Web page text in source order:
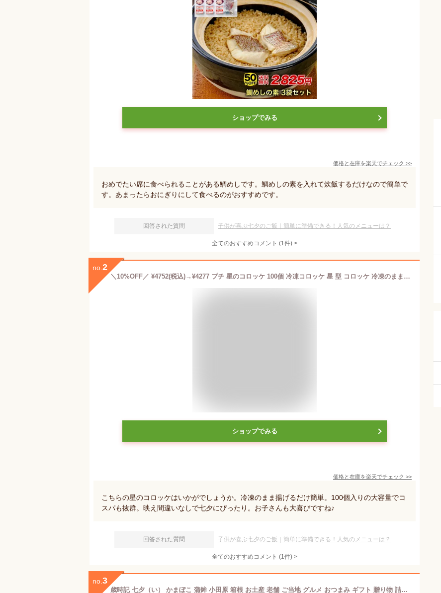
ショップでみる
価格と在庫を楽天でチェック >>
おめでたい席に食べられることがある鯛めしです。鯛めしの素を入れて炊飯するだけなので簡単で
す。あまったらおにぎりにして食べるのがおすすめです。
回答された質問 子供が喜ぶ七夕のご飯｜簡単に準備できる！人気のメニューは？
全てのおすすめコメント (1件) >
no. 2
＼10%OFF／ ¥4752(税込)→¥4277 プチ 星のコロッケ 100個 冷凍コロッケ 星 型 コロッケ 冷凍のまま揚げるだけ お弁当おかず 時短 冷凍惣菜 揚げるだけ 冷凍食品 お弁当 おかず かわいい ミートコロッケ 業務用 お惣菜 パーティー料理 お子様ランチ 夜ご飯 アレルギー対応
ショップでみる
価格と在庫を楽天でチェック >>
こちらの星のコロッケはいかがでしょうか。冷凍のまま揚げるだけ簡単。100個入りの大容量でコ
スパも抜群。映え間違いなしで七夕にぴったり。お子さんも大喜びですね♪
回答された質問 子供が喜ぶ七夕のご飯｜簡単に準備できる！人気のメニューは？
全てのおすすめコメント (1件) >
no. 3
歳時記 七夕（い） かまぼこ 蒲鉾 小田原 箱根 お土産 老舗 ご当地 グルメ おつまみ ギフト 贈り物 詰合せ 詰め合わせ お取り寄せ 小田原鈴廣かまぼこ